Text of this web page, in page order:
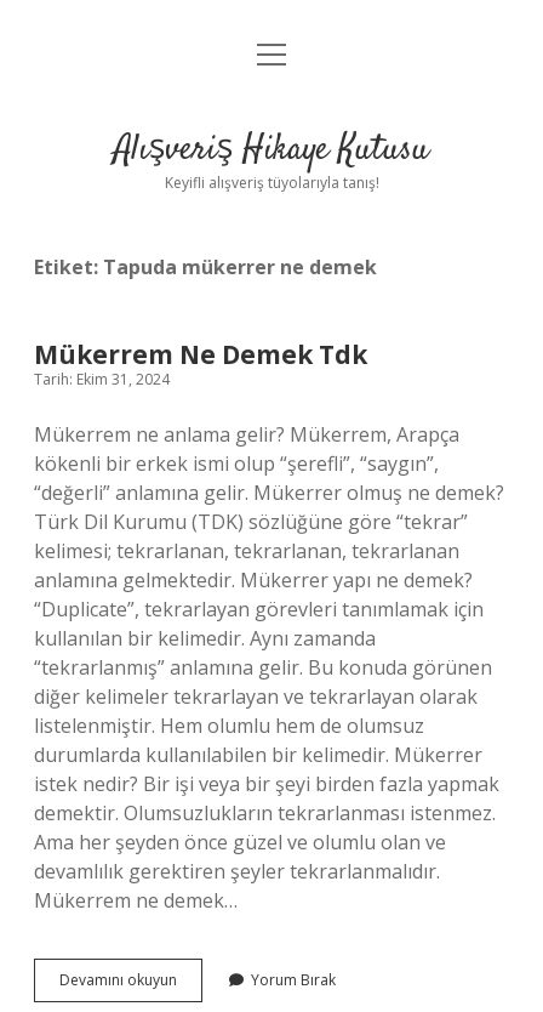
Anasayfa
Yasal Uyarı
menüyü
Alışveriş Hikaye Kutusu
Keyifli alışveriş tüyolarıyla tanış!
Etiket: Tapuda mükerrer ne demek
Mükerrem Ne Demek Tdk
Tarih: Ekim 31, 2024
Mükerrem ne anlama gelir? Mükerrem, Arapça
kökenli bir erkek ismi olup “şerefli”, “saygın”,
“değerli” anlamına gelir. Mükerrer olmuş ne demek?
Türk Dil Kurumu (TDK) sözlüğüne göre “tekrar”
kelimesi; tekrarlanan, tekrarlanan, tekrarlanan
anlamına gelmektedir. Mükerrer yapı ne demek?
“Duplicate”, tekrarlayan görevleri tanımlamak için
kullanılan bir kelimedir. Aynı zamanda
“tekrarlanmış” anlamına gelir. Bu konuda görünen
diğer kelimeler tekrarlayan ve tekrarlayan olarak
listelenmiştir. Hem olumlu hem de olumsuz
durumlarda kullanılabilen bir kelimedir. Mükerrer
istek nedir? Bir işi veya bir şeyi birden fazla yapmak
demektir. Olumsuzlukların tekrarlanması istenmez.
Ama her şeyden önce güzel ve olumlu olan ve
devamlılık gerektiren şeyler tekrarlanmalıdır.
Mükerrem ne demek…
Devamını okuyun Mükerrem
Ne
Yorum Bırak